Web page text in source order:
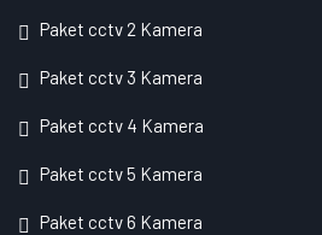
Paket cctv 2 Kamera
Paket cctv 3 Kamera
Paket cctv 4 Kamera
Paket cctv 5 Kamera
Paket cctv 6 Kamera